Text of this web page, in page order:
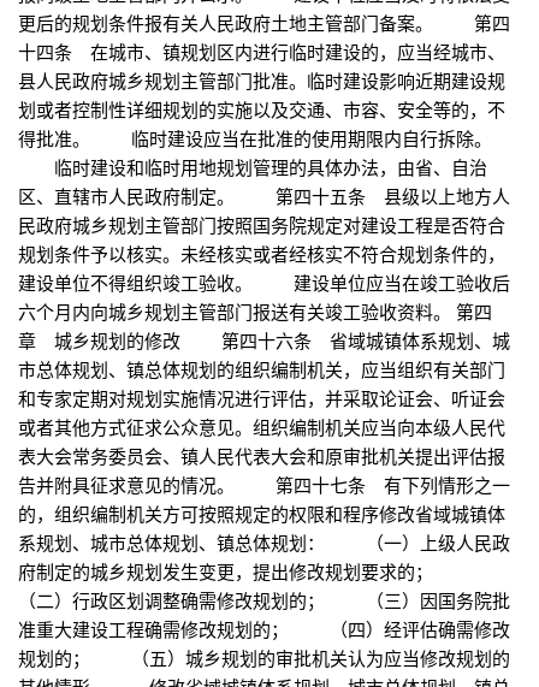
更后的规划条件报有关人民政府土地主管部门备案。 第四
十四条 在城市、镇规划区内进行临时建设的，应当经城市、
县人民政府城乡规划主管部门批准。临时建设影响近期建设规
划或者控制性详细规划的实施以及交通、市容、安全等的，不
得批准。 临时建设应当在批准的使用期限内自行拆除。
临时建设和临时用地规划管理的具体办法，由省、自治
区、直辖市人民政府制定。 第四十五条 县级以上地方人
民政府城乡规划主管部门按照国务院规定对建设工程是否符合
规划条件予以核实。未经核实或者经核实不符合规划条件的，
建设单位不得组织竣工验收。 建设单位应当在竣工验收后
六个月内向城乡规划主管部门报送有关竣工验收资料。 第四
章 城乡规划的修改 第四十六条 省域城镇体系规划、城
市总体规划、镇总体规划的组织编制机关，应当组织有关部门
和专家定期对规划实施情况进行评估，并采取论证会、听证会
或者其他方式征求公众意见。组织编制机关应当向本级人民代
表大会常务委员会、镇人民代表大会和原审批机关提出评估报
告并附具征求意见的情况。 第四十七条 有下列情形之一
的，组织编制机关方可按照规定的权限和程序修改省域城镇体
系规划、城市总体规划、镇总体规划： （一）上级人民政
府制定的城乡规划发生变更，提出修改规划要求的；
（二）行政区划调整确需修改规划的； （三）因国务院批
准重大建设工程确需修改规划的； （四）经评估确需修改
规划的； （五）城乡规划的审批机关认为应当修改规划的